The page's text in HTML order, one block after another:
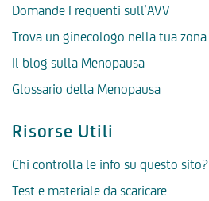
Domande Frequenti sull’AVV
Trova un ginecologo nella tua zona
Il blog sulla Menopausa
Glossario della Menopausa
Risorse Utili
Chi controlla le info su questo sito?
Test e materiale da scaricare